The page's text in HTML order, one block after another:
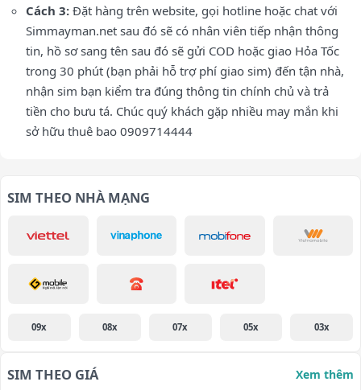
Cách 3: Đặt hàng trên website, gọi hotline hoặc chat với
Simmayman.net sau đó sẽ có nhân viên tiếp nhận thông
tin, hồ sơ sang tên sau đó sẽ gửi COD hoặc giao Hỏa Tốc
trong 30 phút (bạn phải hỗ trợ phí giao sim) đến tận nhà,
nhận sim bạn kiểm tra đúng thông tin chính chủ và trả
tiền cho bưu tá. Chúc quý khách gặp nhiều may mắn khi
sở hữu thuê bao 0909714444
SIM THEO NHÀ MẠNG
09x 08x 07x 05x 03x
SIM THEO GIÁ Xem thêm